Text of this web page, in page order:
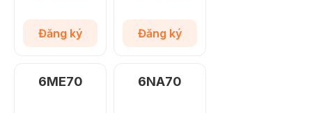
Đăng ký Đăng ký
6ME70 6NA70